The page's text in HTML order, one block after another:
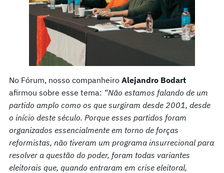
No Fórum, nosso companheiro Alejandro Bodart
afirmou sobre esse tema: “Não estamos falando de um
partido amplo como os que surgiram desde 2001, desde
o início deste século. Porque esses partidos foram
organizados essencialmente em torno de forças
reformistas, não tiveram um programa insurrecional para
resolver a questão do poder, foram todas variantes
eleitorais que, quando entraram em crise eleitoral,